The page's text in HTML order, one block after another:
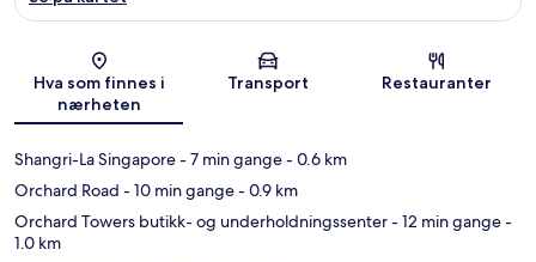
Kart
Hva som finnes i
nærheten
Transport Restauranter
Shangri-La Singapore- 7 min gange- 0.6 km
Orchard Road - 10 min gange- 0.9 km
Orchard Towers butikk- og underholdningssenter- 12 min gange-
1.0 km